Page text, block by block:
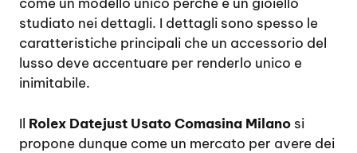
studiato nei dettagli. I dettagli sono spesso le
caratteristiche principali che un accessorio del
lusso deve accentuare per renderlo unico e
inimitabile.
Il Rolex Datejust Usato Comasina Milano si
propone dunque come un mercato per avere dei